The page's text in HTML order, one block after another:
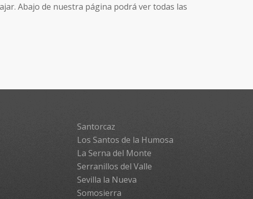
Abajo de nuestra página podrá ver todas las
Santorcaz
Los Santos de la Humosa
La Serna del Monte
Serranillos del Valle
Sevilla la Nueva
Somosierra